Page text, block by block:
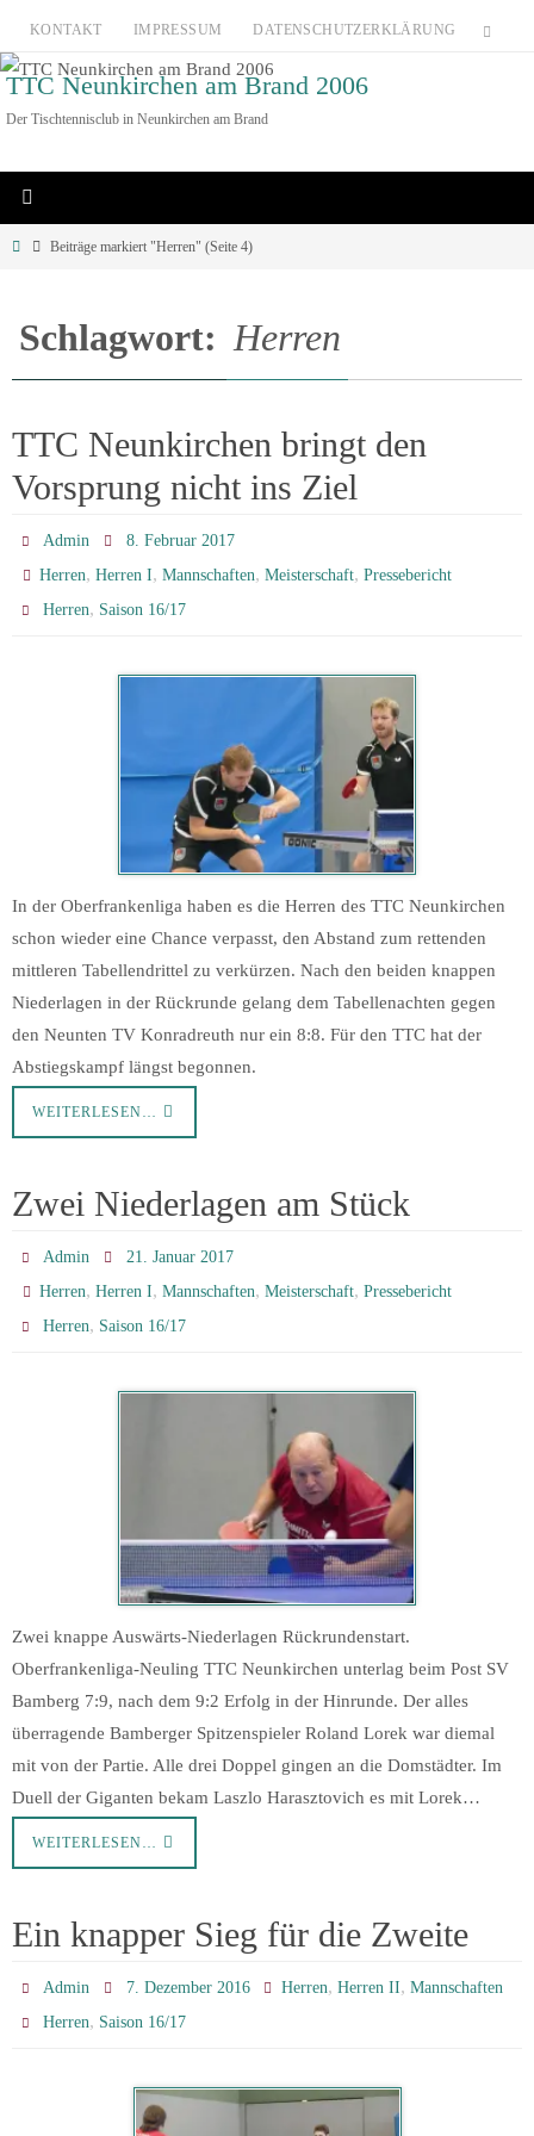
Zum
Inhalt
springen
KONTAKT IMPRESSUM DATENSCHUTZERKLÄRUNG
TTC Neunkirchen am Brand 2006
Der Tischtennisclub in Neunkirchen am Brand
HomeBeiträge markiert "Herren" (Seite 4)
Schlagwort: Herren
TTC Neunkirchen bringt den
Vorsprung nicht ins Ziel
Admin
8. Februar 2017
Herren,Herren I,Mannschaften,Meisterschaft,Pressebericht
Herren, Saison 16/17
In der Oberfrankenliga haben es die Herren des TTC Neunkirchen
schon wieder eine Chance verpasst, den Abstand zum rettenden
mittleren Tabellendrittel zu verkürzen. Nach den beiden knappen
Niederlagen in der Rückrunde gelang dem Tabellenachten gegen
den Neunten TV Konradreuth nur ein 8:8. Für den TTC hat der
Abstiegskampf längst begonnen.
WEITERLESEN…
Zwei Niederlagen am Stück
Admin
21. Januar 2017
Herren,Herren I,Mannschaften,Meisterschaft,Pressebericht
Herren, Saison 16/17
Zwei knappe Auswärts-Niederlagen Rückrundenstart.
Oberfrankenliga-Neuling TTC Neunkirchen unterlag beim Post SV
Bamberg 7:9, nach dem 9:2 Erfolg in der Hinrunde. Der alles
überragende Bamberger Spitzenspieler Roland Lorek war diemal
mit von der Partie. Alle drei Doppel gingen an die Domstädter. Im
Duell der Giganten bekam Laszlo Harasztovich es mit Lorek…
WEITERLESEN…
Ein knapper Sieg für die Zweite
Admin 7. Dezember 2016 Herren, Herren II, Mannschaften
Herren, Saison 16/17